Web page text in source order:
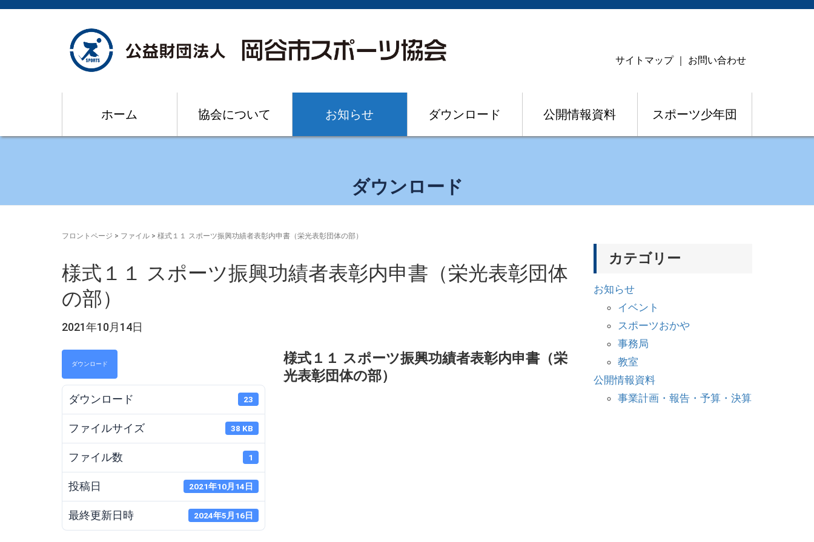
サイトマップ ｜ お問い合わせ
ホーム 協会について お知らせ ダウンロード 公開情報資料 スポーツ少年団
ダウンロード
フロントページ > ファイル > 様式１１ スポーツ振興功績者表彰内申書（栄光表彰団体の部）
様式１１ スポーツ振興功績者表彰内申書（栄光表彰団体
の部）
2021年10月14日
ダウンロード
ダウンロード 23
ファイルサイズ 38 KB
ファイル数 1
投稿日 2021年10月14日
最終更新日時 2024年5月16日
様式１１ スポーツ振興功績者表彰内申書（栄
光表彰団体の部）
カテゴリー
お知らせ
イベント
スポーツおかや
事務局
教室
公開情報資料
事業計画・報告・予算・決算